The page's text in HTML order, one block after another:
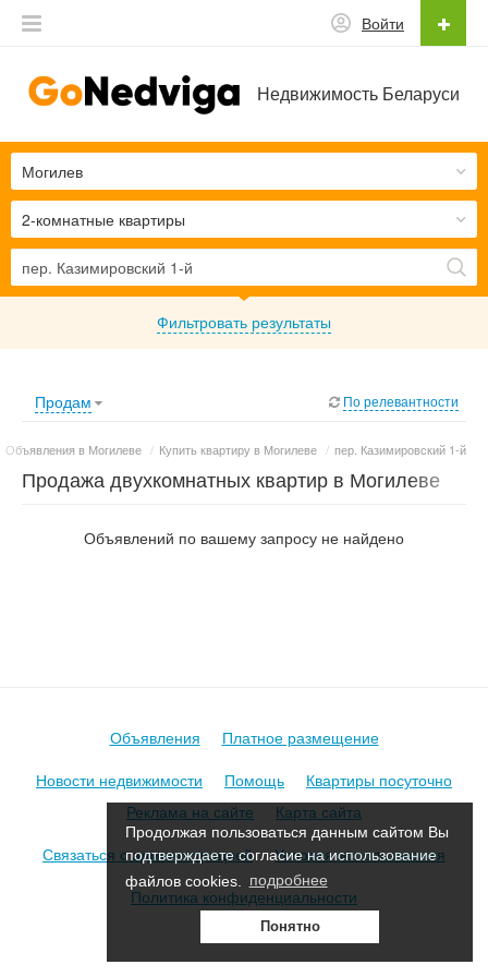
Продолжая пользоваться данным сайтом Вы
подтверждаете согласие на использование
файлов cookies.
подробнее
Понятно
Недвижимость Беларуси
Войти
2-комнатные квартиры
Могилев
Фильтровать результаты
Продам По релевантности
Объявления в Могилеве / Купить квартиру в Могилеве / пер. Казимировский 1-й
Продажа двухкомнатных квартир в Могилеве
Объявлений по вашему запросу не найдено
Объявления
Платное размещение
Новости недвижимости
Помощь
Квартиры посуточно
Реклама на сайте
Карта сайта
Связаться с администрацией
Условия использования
Политика конфиденциальности